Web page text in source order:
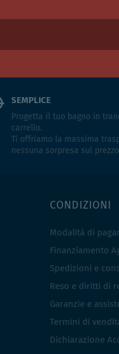
SEMPLICE
Progetta il tuo bagno in
carrello.
Ti offriamo la massima
nessuna sorpresa sul
CONDIZIONI
Modalità di
Finanziamento
Spedizioni e
Reso e diritti di
Garanzie e
Termini di
Dichiarazione